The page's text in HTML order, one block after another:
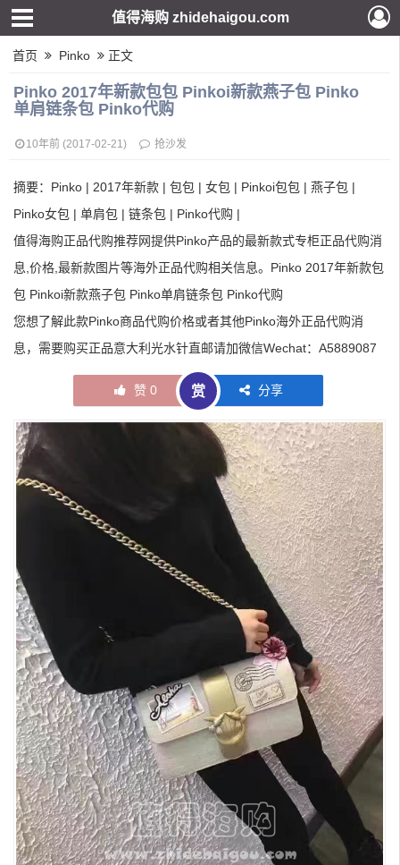
值得海购 zhidehaigou.com
首页 Pinko 正文
Pinko 2017年新款包包 Pinkoi新款燕子包 Pinko
单肩链条包 Pinko代购
10年前 (2017-02-21) 抢沙发
摘要：Pinko | 2017年新款 | 包包 | 女包 | Pinkoi包包 | 燕子包 |
Pinko女包 | 单肩包 | 链条包 | Pinko代购 |
值得海购正品代购推荐网提供Pinko产品的最新款式专柜正品代购消
息,价格,最新款图片等海外正品代购相关信息。Pinko 2017年新款包
包 Pinkoi新款燕子包 Pinko单肩链条包 Pinko代购
您想了解此款Pinko商品代购价格或者其他Pinko海外正品代购消
息，需要购买正品意大利光水针直邮请加微信Wechat：A5889087
赞 0 赏 分享